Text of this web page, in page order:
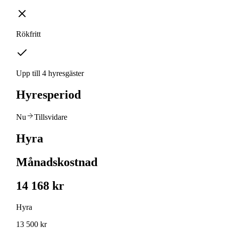
Rökfritt
Upp till 4 hyresgäster
Hyresperiod
Nu Tillsvidare
Hyra
Månadskostnad
14 168 kr
Hyra
13 500 kr